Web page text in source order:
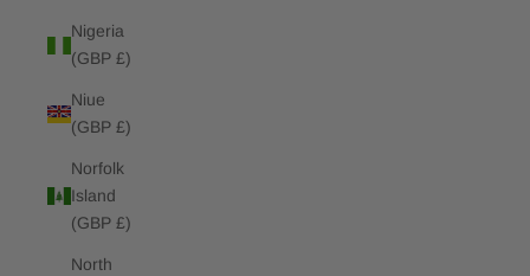
Nigeria
(GBP £)
Niue
(GBP £)
Norfolk
Island
(GBP £)
North